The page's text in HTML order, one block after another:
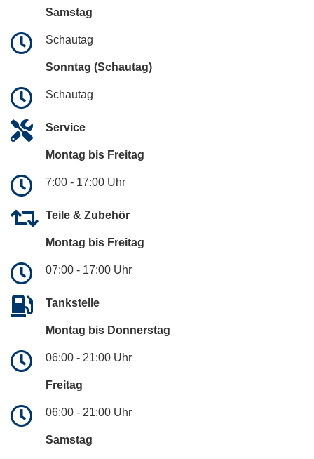
Samstag
Schautag
Sonntag (Schautag)
Schautag
Service
Montag bis Freitag
7:00 - 17:00 Uhr
Teile & Zubehör
Montag bis Freitag
07:00 - 17:00 Uhr
Tankstelle
Montag bis Donnerstag
06:00 - 21:00 Uhr
Freitag
06:00 - 21:00 Uhr
Samstag